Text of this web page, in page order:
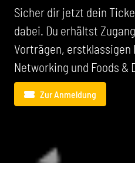
Sicher dir jetzt dein
dabei. Du erhältst
Vorträgen, erstklassigen
Networking und Foods &
Zur Anmeldung